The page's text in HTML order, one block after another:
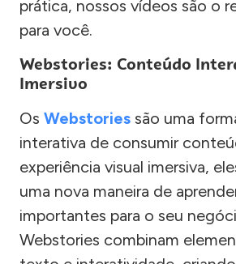
prática, nossos vídeos são o
para você.
Webstories: Conteúdo
Imersivo
Os Webstories são uma
interativa de consumir
experiência visual imersiva,
uma nova maneira de
importantes para o seu
Webstories combinam